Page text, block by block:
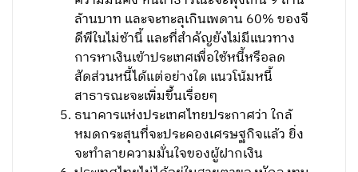
ล้านบาท และจะทะลุเกินเพดาน 60% ของจี
ดีพีในไม่ช้านี้ และที่สำคัญยังไม่มีแนวทาง
การหาเงินเข้าประเทศเพื่อใช้หนี้หรือลด
สัดส่วนหนี้ได้แต่อย่างใด แนวโน้มหนี้
สาธารณะจะเพิ่มขึ้นเรื่อยๆ
ธนาคารแห่งประเทศไทยประกาศว่า ใกล้
หมดกระสุนที่จะประคองเศรษฐกิจแล้ว ยิ่ง
จะทำลายความมั่นใจของผู้ฝากเงิน